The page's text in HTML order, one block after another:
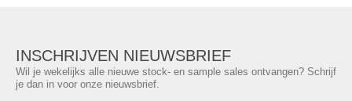
INSCHRIJVEN NIEUWSBRIEF
Wil je wekelijks alle nieuwe stock- en sample sales ontvangen? Schrijf
je dan in voor onze nieuwsbrief.